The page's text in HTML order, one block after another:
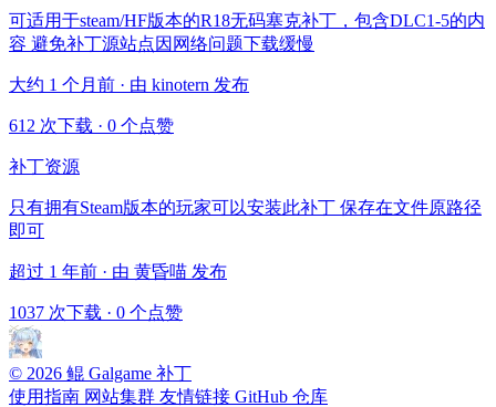
可适用于steam/HF版本的R18无码塞克补丁，包含DLC1-5的内
容 避免补丁源站点因网络问题下载缓慢
大约 1 个月前 · 由 kinotern 发布
612 次下载 · 0 个点赞
补丁资源
只有拥有Steam版本的玩家可以安装此补丁 保存在文件原路径
即可
超过 1 年前 · 由 黄昏喵 发布
1037 次下载 · 0 个点赞
© 2026 鲲 Galgame 补丁
使用指南 网站集群 友情链接 GitHub 仓库